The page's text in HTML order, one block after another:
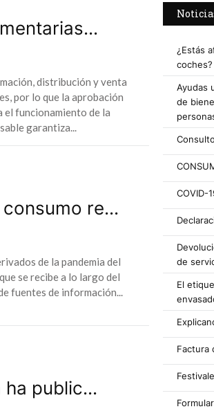
distribución y venta
por lo que la aprobación
funcionamiento de la
garantiza
consumo re...
de la pandemia del
se recibe a lo largo del
fuentes de información
ha public...
¿Estás
coches?
Ayudas
de
COVID-
de
El
Factura